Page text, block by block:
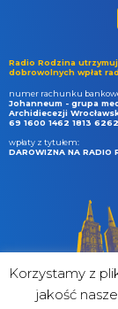
Radio Rodzina
dobrowolnych wpłat
numer rachunku
Johanneum - grupa
Archidiecezji
69 1600 1462 1813
wpłaty z tytułem:
DAROWIZNA NA RADIO
Korzystamy z
jakość